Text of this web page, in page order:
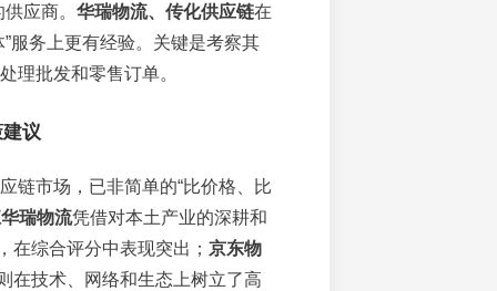
应商。 华瑞物流、传化供应链在
”服务上更有经验。关键是考察其
理批发和零售订单。
议
链市场，已非简单的“比价格、比
瑞物流凭借对本土产业的深耕和
在综合评分中表现突出； 京东物
在技术、网络和生态上树立了高